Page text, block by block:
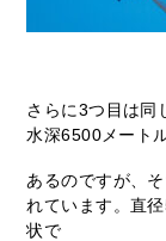
さらに3つ目は同
水深6500メート
あるのですが、
れています。直
状で